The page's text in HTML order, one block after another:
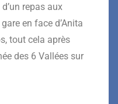
d’un repas aux
en face d’Anita
, tout cela après
des 6 Vallées sur